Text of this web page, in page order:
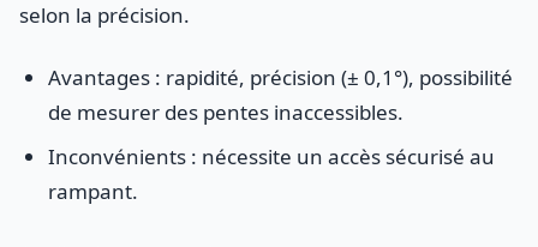
selon la précision.
Avantages : rapidité, précision (± 0,1°), possibilité
de mesurer des pentes inaccessibles.
Inconvénients : nécessite un accès sécurisé au
rampant.